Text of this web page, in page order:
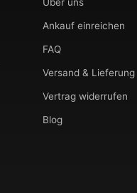
Ankauf einreichen
FAQ
Versand & Lieferung
Vertrag widerrufen
Blog